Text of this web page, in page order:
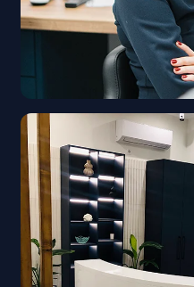
побажань пацієнта.
ПЕРЕВАГИ
ЛІКУВАННЯ В
PECTORAL’
великий вибір